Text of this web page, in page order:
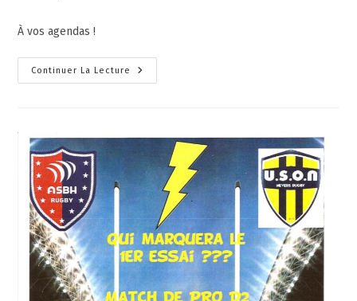
À vos agendas !
Continuer La Lecture